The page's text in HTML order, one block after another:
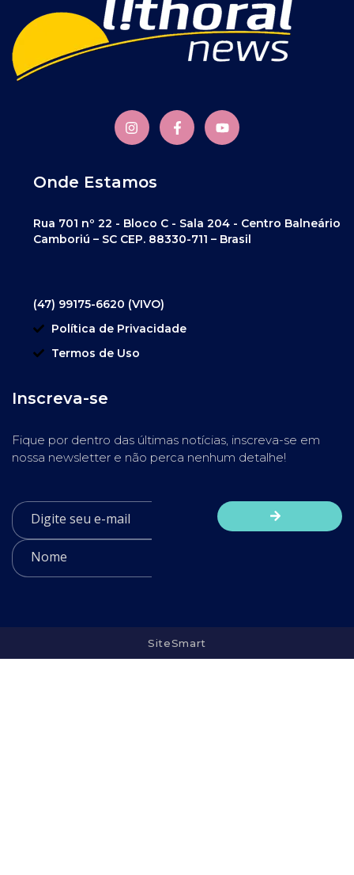
Onde Estamos
Rua 701 nº 22 - Bloco C - Sala 204 - Centro Balneário
Camboriú – SC CEP. 88330-711 – Brasil
(47) 99175-6620 (VIVO)
Política de Privacidade
Termos de Uso
Inscreva-se
Fique por dentro das últimas notícias, inscreva-se em
nossa newsletter e não perca nenhum detalhe!
SiteSmart